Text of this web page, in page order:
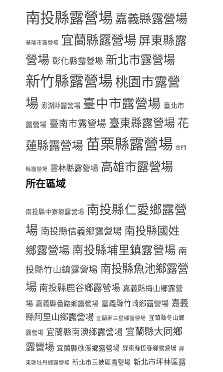
南投縣露營場 嘉義縣露營場
基隆市露營場 宜蘭縣露營場 屏東縣露
營場 彰化縣露營場 新北市露營場
新竹縣露營場 桃園市露營
場 澎湖縣露營場 臺中市露營場 臺北市
露營場 臺南市露營場 臺東縣露營場 花
蓮縣露營場 苗栗縣露營場 金門
縣露營場 雲林縣露營場 高雄市露營場
所在區域
南投縣中寮鄉露營場 南投縣仁愛鄉露營
場 南投縣信義鄉露營場 南投縣國姓
鄉露營場 南投縣埔里鎮露營場 南
投縣竹山鎮露營場 南投縣魚池鄉露營
場 南投縣鹿谷鄉露營場 嘉義縣梅山鄉露營
場 嘉義縣番路鄉露營場 嘉義縣竹崎鄉露營場 嘉義
縣阿里山鄉露營場 宜蘭縣三星鄉露營場 宜蘭縣冬山鄉
露營場 宜蘭縣南澳鄉露營場 宜蘭縣大同鄉
露營場 宜蘭縣礁溪鄉露營場 屏東縣恆春鄉露營場 屏
東縣牡丹鄉露營場 新北市三峽區露營場 新北市坪林區露